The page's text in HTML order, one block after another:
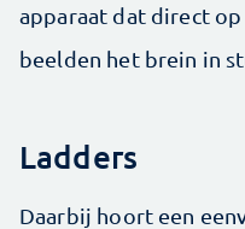
apparaat dat direct
beelden het brein in
Ladders
Daarbij hoort een